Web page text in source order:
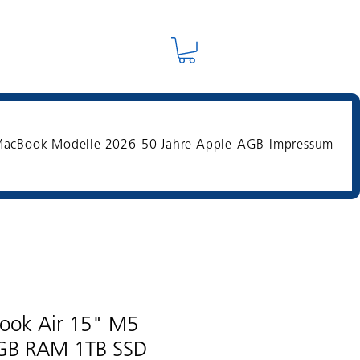
Modelle 2026 50 Jahre Apple AGB Impressum
Air 15" M5
RAM 1TB SSD